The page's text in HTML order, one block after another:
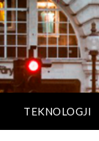
TEKNOLOGJI